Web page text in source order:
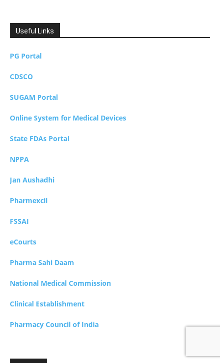
Useful Links
PG Portal
CDSCO
SUGAM Portal
Online System for Medical Devices
State FDAs Portal
NPPA
Jan Aushadhi
Pharmexcil
FSSAI
eCourts
Pharma Sahi Daam
National Medical Commission
Clinical Establishment
Pharmacy Council of India